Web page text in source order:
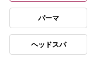
パーマ
ヘッドスパ